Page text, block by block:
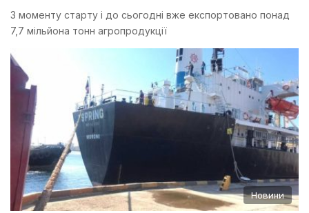
З моменту старту і до сьогодні вже експортовано понад
7,7 мільйона тонн агропродукції
Новини